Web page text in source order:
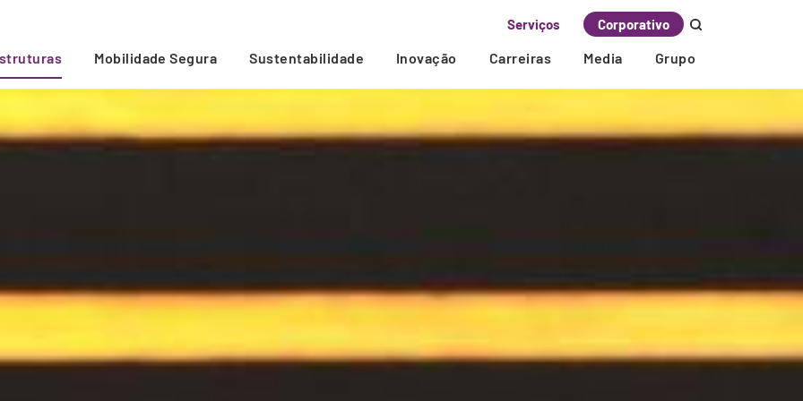
Serviços Corporativo
Mobilidade Segura Sustentabilidade Inovação Carreiras Media Grupo